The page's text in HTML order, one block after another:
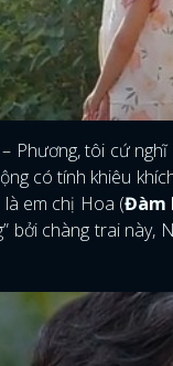
Phương, tôi cứ
có tính khiêu
em chị Hoa (Đàm
bởi chàng trai